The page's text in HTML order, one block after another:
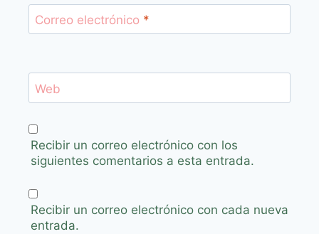
Correo electrónico *
Web
Recibir un correo electrónico con los
siguientes comentarios a esta entrada.
Recibir un correo electrónico con cada nueva
entrada.